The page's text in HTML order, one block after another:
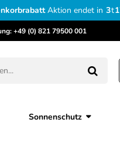
Aktion endet in 3t
+49 (0) 821 79500 001
Sonnenschutz